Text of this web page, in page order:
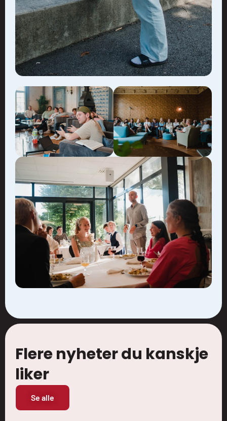
Flere nyheter du kanskje
liker
Se alle